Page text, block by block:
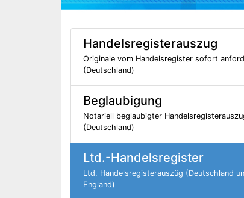
Handelsregisterauszug
Originale vom Handelsregister sofort
(Deutschland)
Beglaubigung
Notariell beglaubigter
(Deutschland)
Ltd.-Handelsregister
Ltd. Handelsregisterauszüg (Deutschland
England)